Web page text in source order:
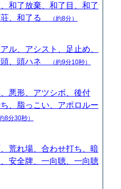
和了放棄、和了目、和了
荘、和了る
（約8分）
ル、アシスト、足止め、
頭、頭ハネ
（約9分10秒）
悪形、アツシボ、後付
、脂っこい、アポロルー
8分30秒）
荒れ場、合わせ打ち、暗
安全牌、一向聴、一向聴